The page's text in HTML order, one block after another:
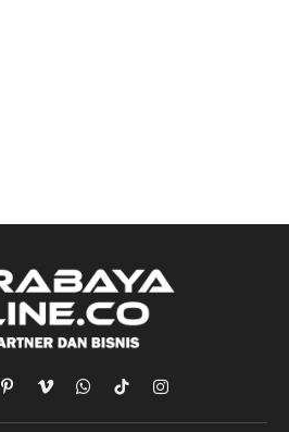
PinterestVimeoWhatsApp
TikTokInstagram